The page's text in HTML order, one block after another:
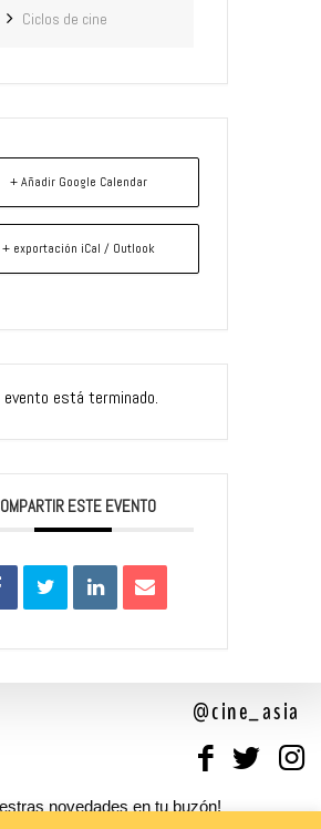
Ciclos de cine
+ Añadir Google Calendar
+ exportación iCal / Outlook
evento está terminado.
ESTE EVENTO
@cine_asia
novedades en tu buzón!